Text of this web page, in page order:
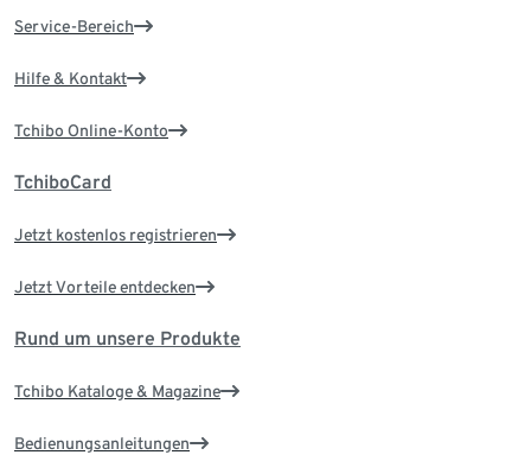
Service-Bereich
Hilfe & Kontakt
Tchibo Online-Konto
TchiboCard
Jetzt kostenlos registrieren
Jetzt Vorteile entdecken
Rund um unsere Produkte
Tchibo Kataloge & Magazine
Bedienungsanleitungen